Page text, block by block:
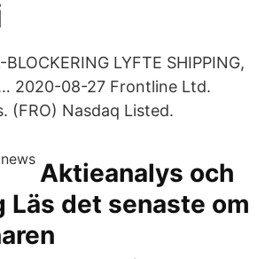
LYFTE SHIPPING,
2020-08-27 Frontline Ltd.
(FRO) Nasdaq Listed.
Aktieanalys och
Läs det senaste om